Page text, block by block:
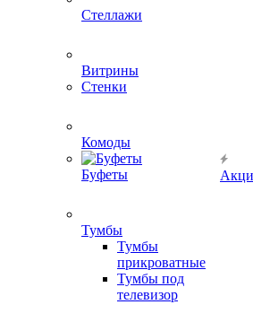
Стеллажи
Витрины
Стенки
Комоды
Буфеты
Тумбы
Тумбы
прикроватные
Тумбы под
телевизор